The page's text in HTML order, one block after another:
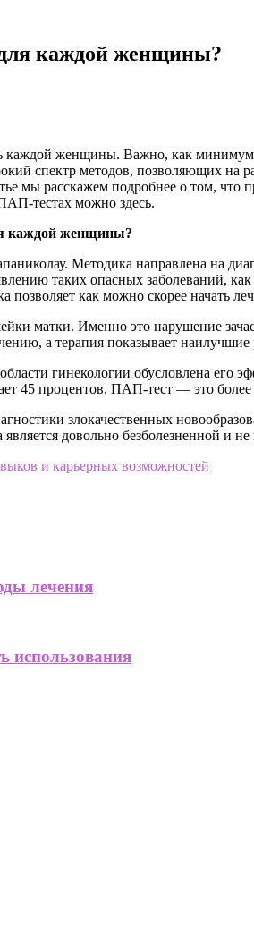
каждой женщины?
женщины. Важно, как минимум,
спектр методов, позволяющих на
мы расскажем подробнее о том, что
тестах можно здесь.
каждой женщины?
Методика направлена на
таких опасных заболеваний,
позволяет как можно скорее начать
матки. Именно это нарушение
а терапия показывает наилучшие
гинекологии обусловлена его
45 процентов, ПАП-тест — это
злокачественных
довольно безболезненной и
и карьерных возможностей
лечения
использования